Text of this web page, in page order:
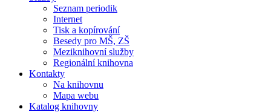
Seznam periodik
Internet
Tisk a kopírování
Besedy pro MŠ, ZŠ
Meziknihovní služby
Regionální knihovna
Kontakty
Na knihovnu
Mapa webu
Katalog knihovny